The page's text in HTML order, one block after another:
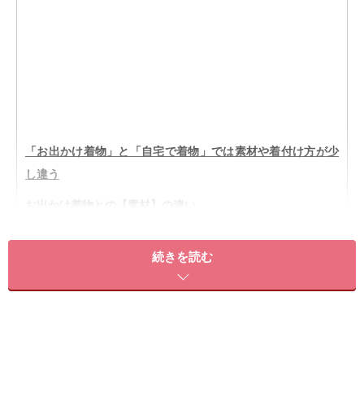
「お出かけ着物」と「自宅で着物」では素材や着付け方が少
し違う
着物ビギナーでも大丈夫！ 自宅だからこそ自由に楽しんで
続きを読む